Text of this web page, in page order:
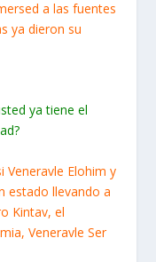
a las fuentes
ya dieron su
ya tiene el
Veneravle Elohim y
estado llevando a
Kintav, el
Veneravle Ser